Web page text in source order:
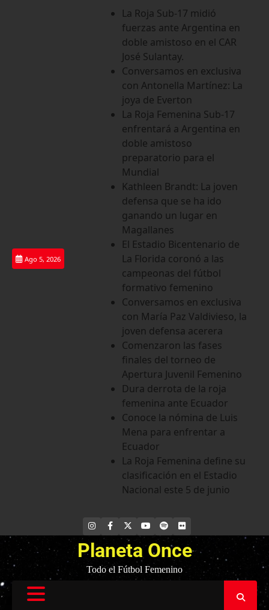
Ago 5, 2026
La Roja Sub-17 midió
fuerzas ante Argentina en
doble amistoso en el CAR
José Sulantay.
Conversamos en exclusiva
con Antonella Martínez: La
joya de Everton
La Roja Femenina Sub-17
enfrentará a Argentina en
doble amistoso
preparatorio para el
Mundial
Kathleen Brandt: La joven
defensa que se ha ido
ganando un lugar en
Magallanes
El Estadio Bicentenario de
La Florida coronó a las
campeonas del fútbol
formativo femenino
Conversamos en exclusiva
con María Paz Valdivieso, la
joven defensa acerera
Comenzaron las fases
finales del torneo de
Apertura Juvenil Femenino
Dura derrota de la roja
femenina ante Ecuador
Conoce la nómina de Luis
Mena para enfrentar a
Ecuador
La Roja Femenina define su
clasificación en el Estadio
Nacional este 5 de junio
INSTAGRAM
FACEBOOK YOUTUBE
SPOTIFYFLICKR
Planeta Once
Todo el Fútbol Femenino